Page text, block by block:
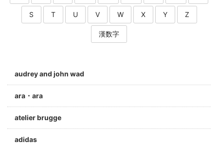
S T U V W X Y Z
漢数字
audrey and john wad
ara・ara
atelier brugge
adidas